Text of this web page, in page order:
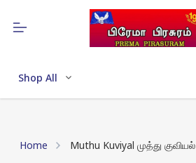
Shop All
Home Muthu Kuviyal முத்து குவியல்